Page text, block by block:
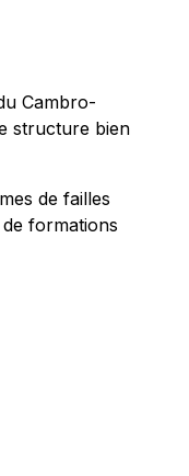
Cambro-
structure bien
de failles
formations